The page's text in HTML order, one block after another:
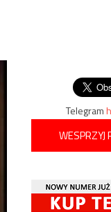
Telegram
WESPRZYJ